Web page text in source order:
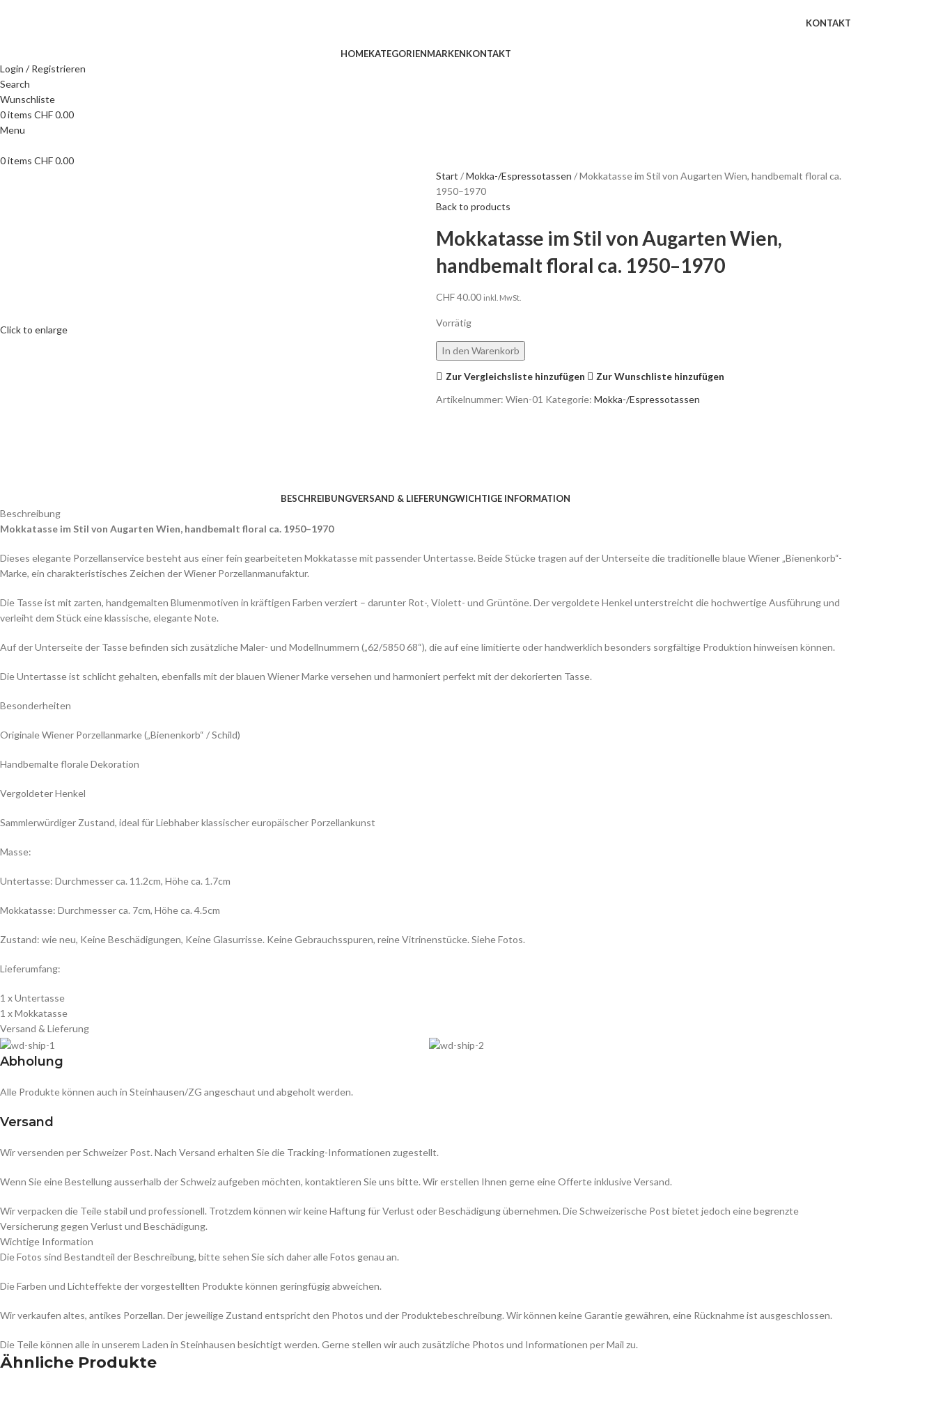
KONTAKT
HOMEKATEGORIENMARKENKONTAKT
Login / Registrieren
Search
Wunschliste
0items CHF0.00
Menu
0items CHF0.00
Click to enlarge
Start Mokka-/Espressotassen
Mokkatasse im Stil von Augarten Wien, handbemalt floral ca.
1950–1970
Back to products
Mokkatasse im Stil von Augarten Wien,
handbemalt floral ca. 1950–1970
CHF40.00 inkl. MwSt.
Vorrätig
In den Warenkorb
Zur Vergleichsliste hinzufügen
Zur Wunschliste hinzufügen
Artikelnummer: Wien-01 Kategorie: Mokka-/Espressotassen
BESCHREIBUNGVERSAND & LIEFERUNGWICHTIGE INFORMATION
Beschreibung
Mokkatasse im Stil von Augarten Wien, handbemalt floral ca. 1950–1970
Dieses elegante Porzellanservice besteht aus einer fein gearbeiteten Mokkatasse mit passender Untertasse. Beide Stücke tragen auf der Unterseite die traditionelle blaue Wiener „Bienenkorb“-
Marke, ein charakteristisches Zeichen der Wiener Porzellanmanufaktur.
Die Tasse ist mit zarten, handgemalten Blumenmotiven in kräftigen Farben verziert – darunter Rot-, Violett- und Grüntöne. Der vergoldete Henkel unterstreicht die hochwertige Ausführung und
verleiht dem Stück eine klassische, elegante Note.
Auf der Unterseite der Tasse befinden sich zusätzliche Maler- und Modellnummern („62/5850 68“), die auf eine limitierte oder handwerklich besonders sorgfältige Produktion hinweisen können.
Die Untertasse ist schlicht gehalten, ebenfalls mit der blauen Wiener Marke versehen und harmoniert perfekt mit der dekorierten Tasse.
Besonderheiten
Originale Wiener Porzellanmarke („Bienenkorb“ / Schild)
Handbemalte florale Dekoration
Vergoldeter Henkel
Sammlerwürdiger Zustand, ideal für Liebhaber klassischer europäischer Porzellankunst
Masse:
Untertasse: Durchmesser ca. 11.2cm, Höhe ca. 1.7cm
Mokkatasse: Durchmesser ca. 7cm, Höhe ca. 4.5cm
Zustand: wie neu, Keine Beschädigungen, Keine Glasurrisse. Keine Gebrauchsspuren, reine Vitrinenstücke. Siehe Fotos.
Lieferumfang:
1 x Untertasse
1 x Mokkatasse
Versand & Lieferung
Abholung
Alle Produkte können auch in Steinhausen/ZG angeschaut und abgeholt werden.
Versand
Wir versenden per Schweizer Post. Nach Versand erhalten Sie die Tracking-Informationen zugestellt.
Wenn Sie eine Bestellung ausserhalb der Schweiz aufgeben möchten, kontaktieren Sie uns bitte. Wir erstellen Ihnen gerne eine Offerte inklusive Versand.
Wir verpacken die Teile stabil und professionell. Trotzdem können wir keine Haftung für Verlust oder Beschädigung übernehmen. Die Schweizerische Post bietet jedoch eine begrenzte
Versicherung gegen Verlust und Beschädigung.
Wichtige Information
Die Fotos sind Bestandteil der Beschreibung, bitte sehen Sie sich daher alle Fotos genau an.
Die Farben und Lichteffekte der vorgestellten Produkte können geringfügig abweichen.
Wir verkaufen altes, antikes Porzellan. Der jeweilige Zustand entspricht den Photos und der Produktebeschreibung. Wir können keine Garantie gewähren, eine Rücknahme ist ausgeschlossen.
Die Teile können alle in unserem Laden in Steinhausen besichtigt werden. Gerne stellen wir auch zusätzliche Photos und Informationen per Mail zu.
Ähnliche Produkte